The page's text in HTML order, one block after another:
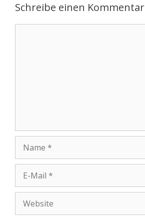
Schreibe einen Kommentar
Mail